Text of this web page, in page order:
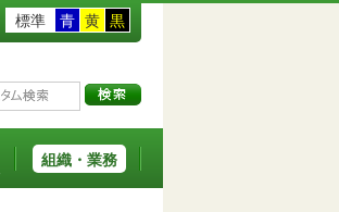
標準 青 黄 黒
組織・業務